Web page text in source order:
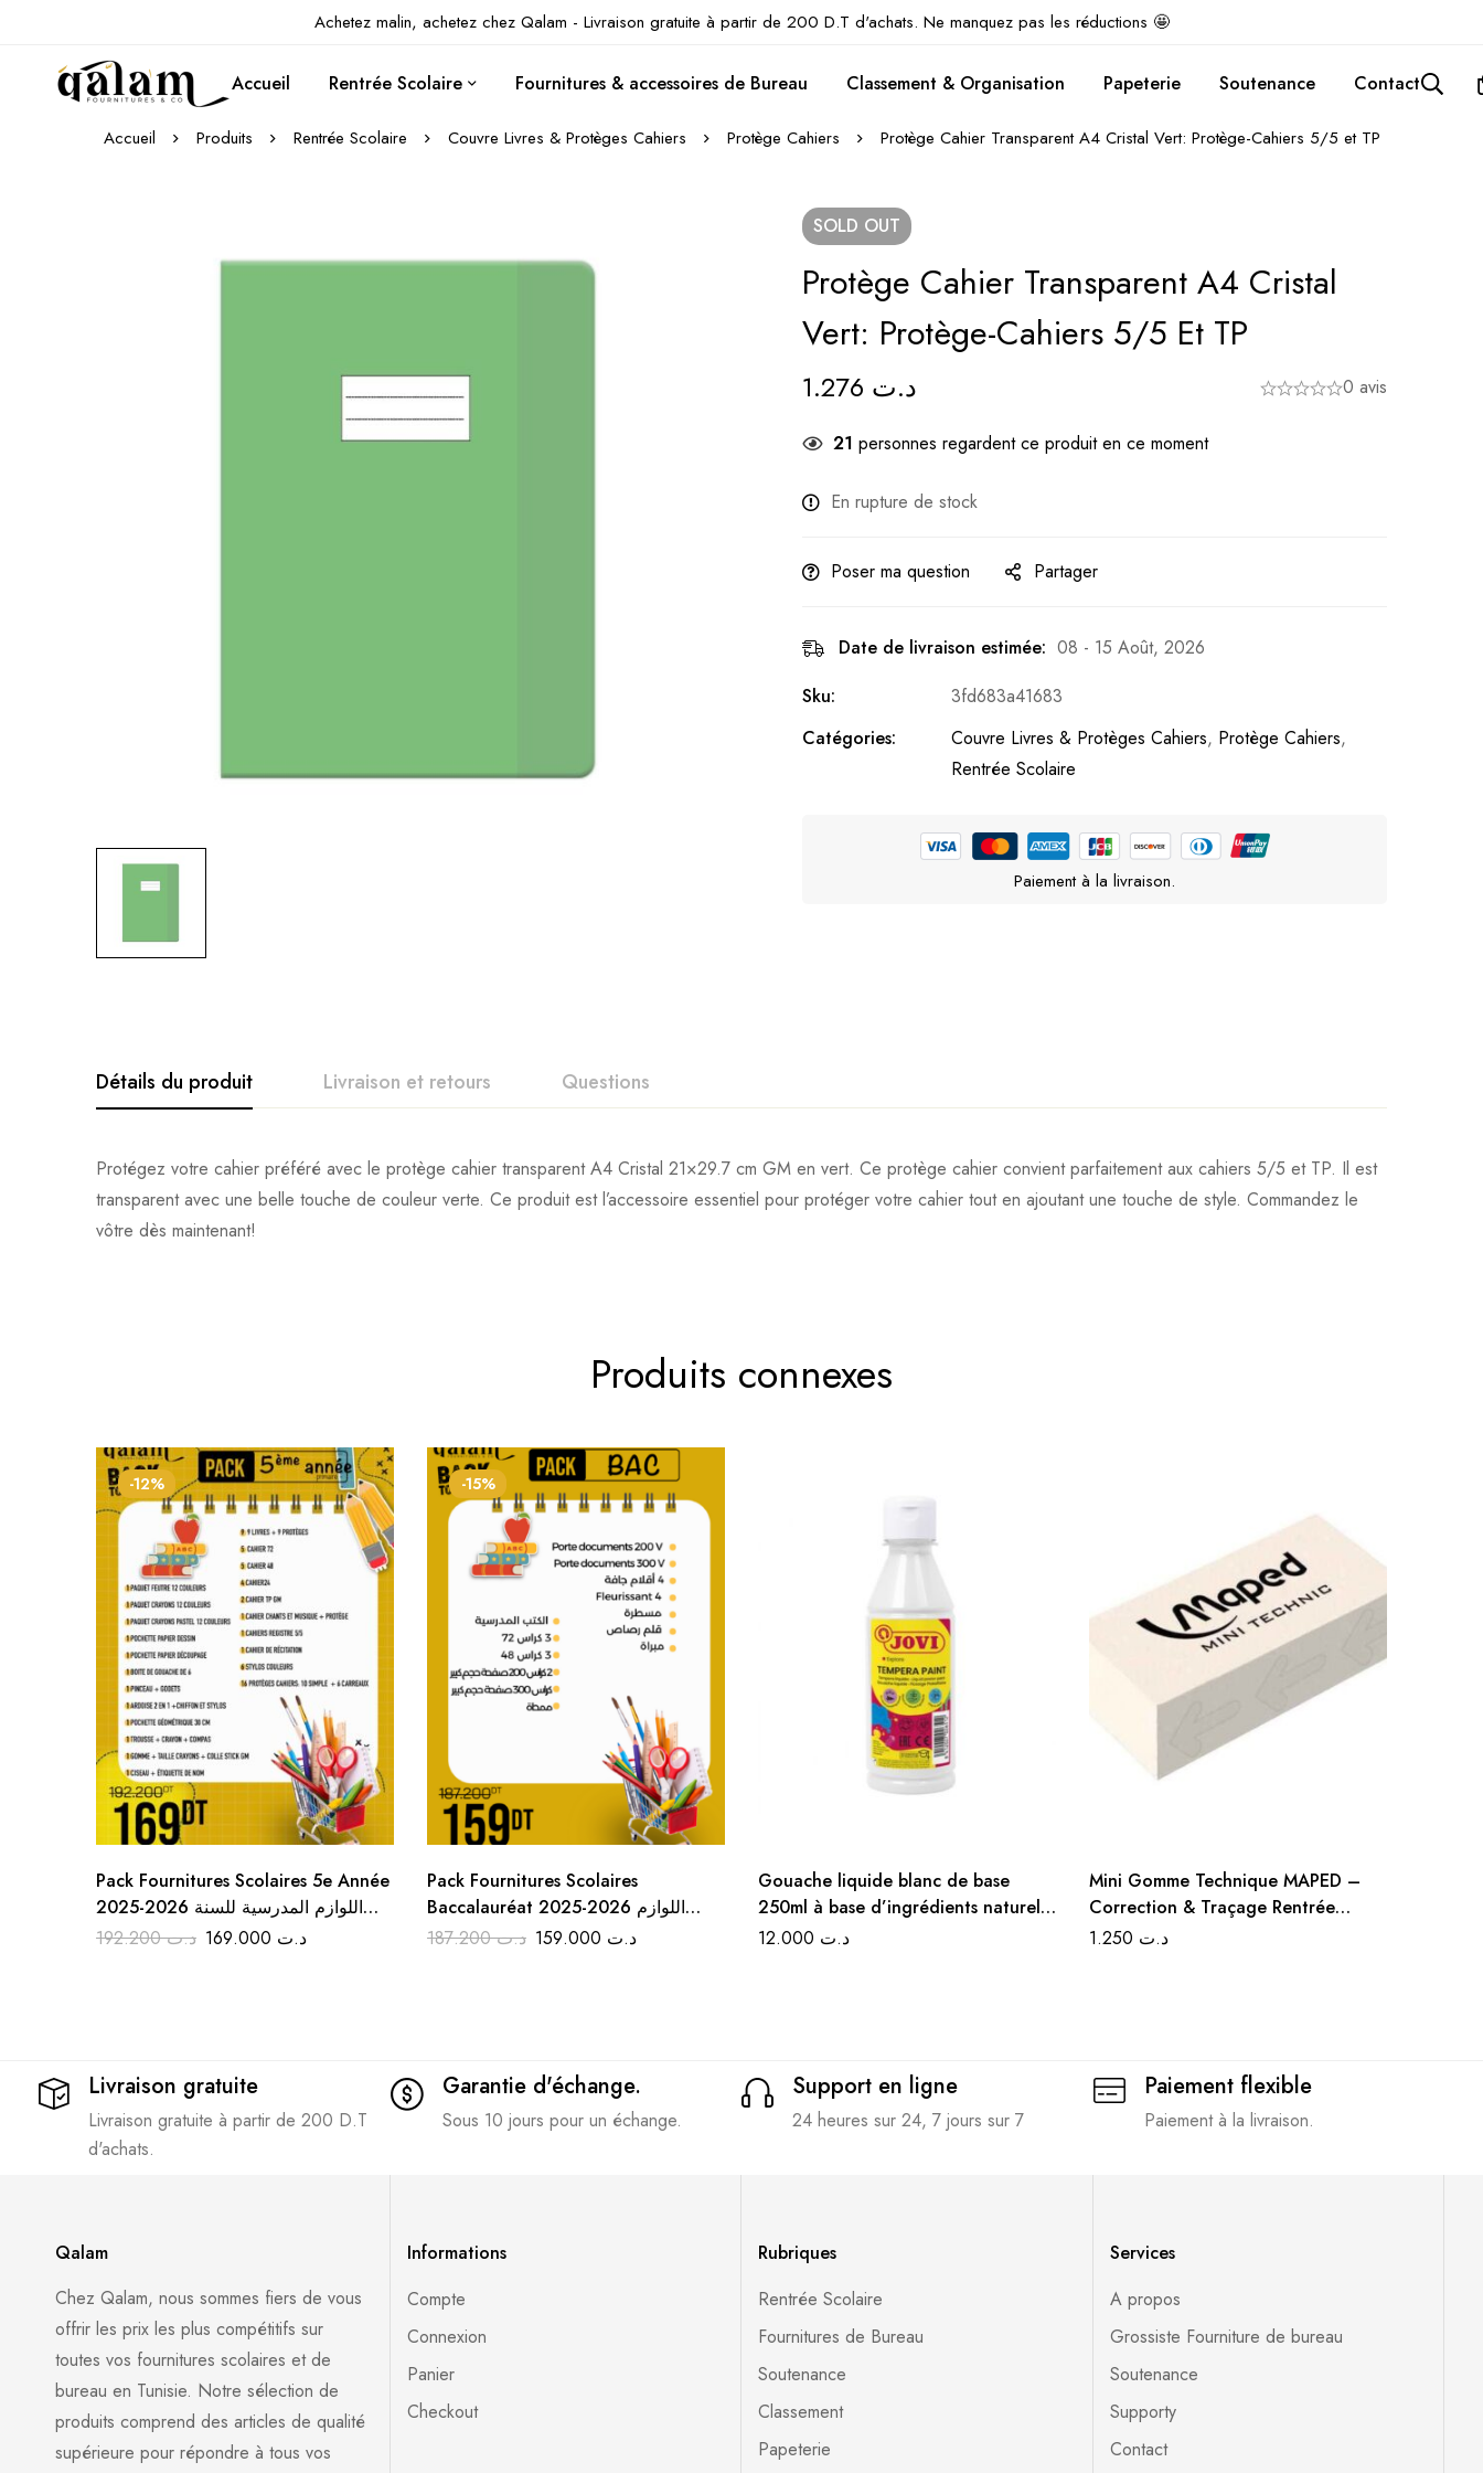
Achetez malin, achetez chez Qalam - Livraison gratuite à partir de 200 D.T d'achats. Ne manquez pas les réductions 🤩
Accueil Rentrée Scolaire Fournitures & accessoires de Bureau Classement & Organisation Papeterie Soutenance Contact
Accueil Produits Rentrée Scolaire Couvre Livres & Protèges Cahiers Protège Cahiers Protège Cahier Transparent A4 Cristal Vert: Protège-Cahiers 5/5 et TP
SOLD OUT
Protège Cahier Transparent A4 Cristal
Vert: Protège-Cahiers 5/5 Et TP
د.ت 0 avis
21 personnes regardent ce produit en ce moment
En rupture de stock
Poser ma question Partager
Date de livraison estimée: 08 - 15 Août, 2026
Sku:
3fd683a41683
Catégories:
Couvre Livres & Protèges Cahiers, Protège Cahiers,
Rentrée Scolaire
Paiement à la livraison.
Détails du produit Livraison et retours Questions
Protégez votre cahier préféré avec le protège cahier transparent A4 Cristal 21×29.7 cm GM en vert. Ce protège cahier convient parfaitement aux cahiers 5/5 et TP. Il est
transparent avec une belle touche de couleur verte. Ce produit est l’accessoire essentiel pour protéger votre cahier tout en ajoutant une touche de style. Commandez le
vôtre dès maintenant!
Produits connexes
-12%
Pack Fournitures Scolaires 5e Année
2025-2026 اللوازم المدرسية للسنة
الخامسة ابتدائي
د.ت192.200 د.ت
-15%
Pack Fournitures Scolaires
Baccalauréat 2025-2026 اللوازم
المدرسية البكالوريا
د.ت187.200 د.ت
Gouache liquide blanc de base
250ml à base d’ingrédients naturels
et sans allergènes majeurs – intense
د.ت
Mini Gomme Technique MAPED –
Correction & Traçage Rentrée
Discountد.ت
Livraison gratuite
Livraison gratuite à partir de 200 D.T
d'achats.
Garantie d'échange.
Sous 10 jours pour un échange.
Support en ligne
24 heures sur 24, 7 jours sur 7
Paiement flexible
Paiement à la livraison.
Qalam
Chez Qalam, nous sommes fiers de vous
offrir les prix les plus compétitifs sur
toutes vos fournitures scolaires et de
bureau en Tunisie. Notre sélection de
produits comprend des articles de qualité
supérieure pour répondre à tous vos
Informations
Compte
Connexion
Panier
Checkout
Rubriques
Rentrée Scolaire
Fournitures de Bureau
Soutenance
Classement
Papeterie
Services
A propos
Grossiste Fourniture de bureau
Soutenance
Supporty
Contact